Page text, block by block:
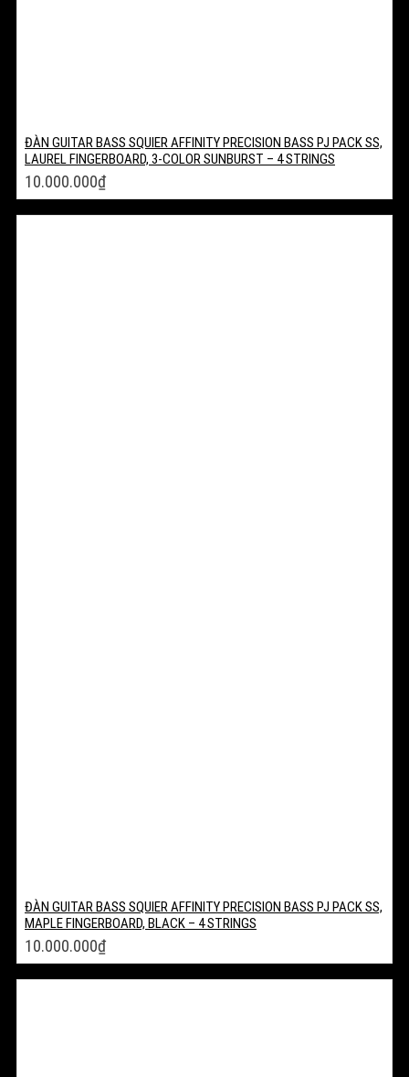
ĐÀN GUITAR BASS SQUIER AFFINITY PRECISION BASS PJ PACK SS,
LAUREL FINGERBOARD, 3-COLOR SUNBURST – 4 STRINGS
10.000.000₫
ĐÀN GUITAR BASS SQUIER AFFINITY PRECISION BASS PJ PACK SS,
MAPLE FINGERBOARD, BLACK – 4 STRINGS
10.000.000₫